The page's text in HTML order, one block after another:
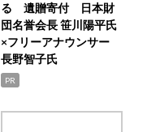
る 遺贈寄付 日本財
団名誉会長 笹川陽平氏
×フリーアナウンサー
長野智子氏
PR